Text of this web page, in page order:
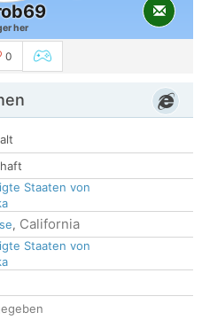
her
0
Staaten von
, California
Staaten von